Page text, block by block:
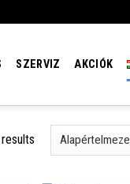
SZERVIZ AKCIÓK